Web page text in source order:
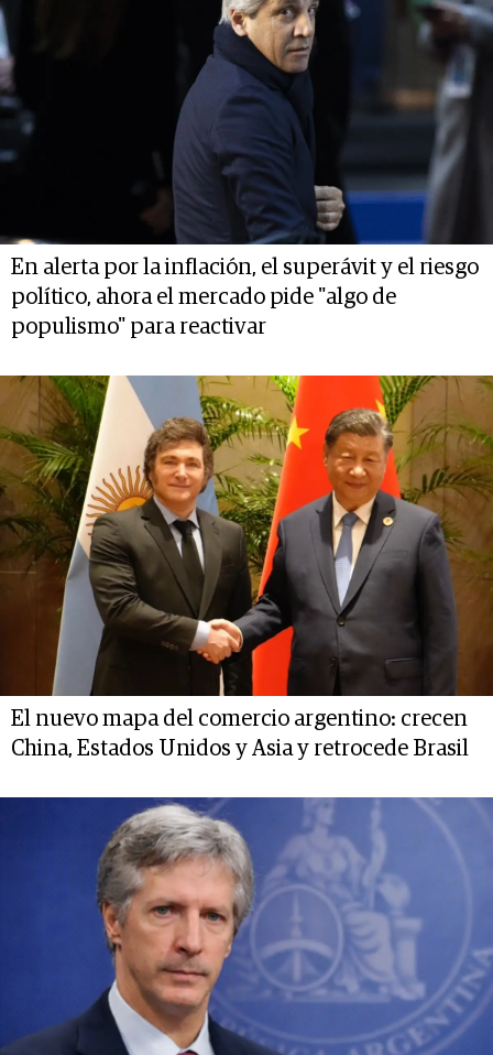
En alerta por la inflación, el superávit y el riesgo
político, ahora el mercado pide "algo de
populismo" para reactivar
El nuevo mapa del comercio argentino: crecen
China, Estados Unidos y Asia y retrocede Brasil